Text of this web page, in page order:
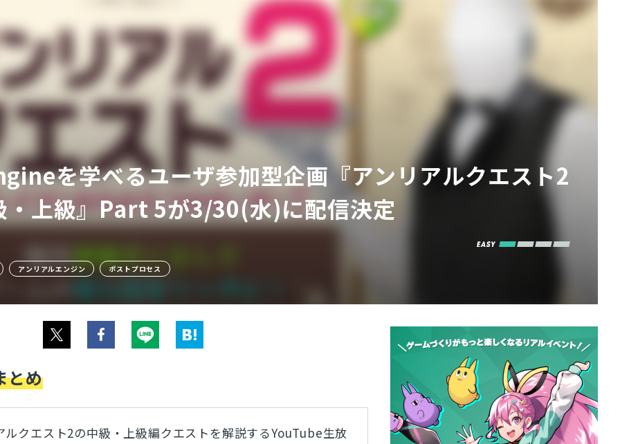
を学べるユーザ参加型企画『アンリアルクエスト2
・上級』Part 5が3/30(水)に配信決定
アンリアルエンジン ポストプロセス
とめ
ルクエスト2の中級・上級編クエストを解説するYouTube生放